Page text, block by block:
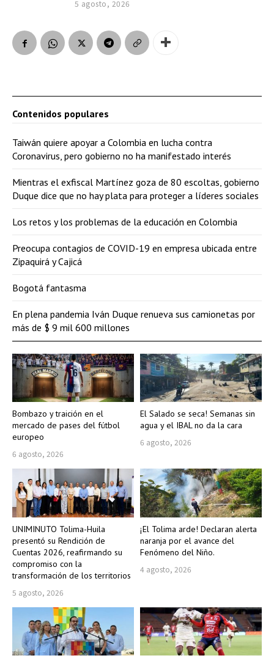
5 agosto, 2026
Bombazo y traición en el
mercado de pases del fútbol
europeo
6 agosto, 2026
El Salado se seca! Semanas sin
agua y el IBAL no da la cara
6 agosto, 2026
UNIMINUTO Tolima-Huila
presentó su Rendición de
Cuentas 2026, reafirmando su
compromiso con la
transformación de los territorios
5 agosto, 2026
¡El Tolima arde! Declaran alerta
naranja por el avance del
Fenómeno del Niño.
4 agosto, 2026
Contenidos populares
Taiwán quiere apoyar a Colombia en lucha contra
Coronavirus, pero gobierno no ha manifestado interés
Mientras el exfiscal Martínez goza de 80 escoltas, gobierno
Duque dice que no hay plata para proteger a líderes sociales
Los retos y los problemas de la educación en Colombia
Preocupa contagios de COVID-19 en empresa ubicada entre
Zipaquirá y Cajicá
Bogotá fantasma
En plena pandemia Iván Duque renueva sus camionetas por
más de $ 9 mil 600 millones